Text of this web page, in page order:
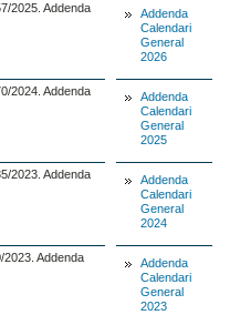
2025. Addenda
Addenda
Calendari
General
2026
2024. Addenda
Addenda
Calendari
General
2025
2023. Addenda
Addenda
Calendari
General
2024
Addenda
Addenda
Calendari
General
2023